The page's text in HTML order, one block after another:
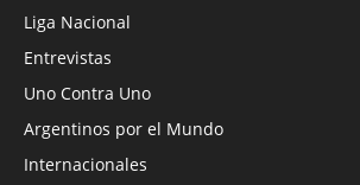
Liga Nacional
Entrevistas
Uno Contra Uno
Argentinos por el Mundo
Internacionales